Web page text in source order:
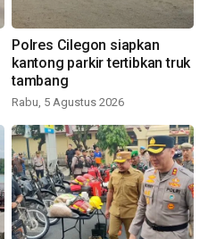
Polres Cilegon siapkan
kantong parkir tertibkan truk
tambang
Rabu, 5 Agustus 2026